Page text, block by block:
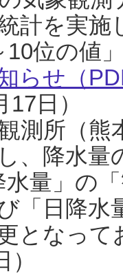
計を実
10位の値
らせ（
日）
測所（熊
、降水
水量」の
「日降
となっ